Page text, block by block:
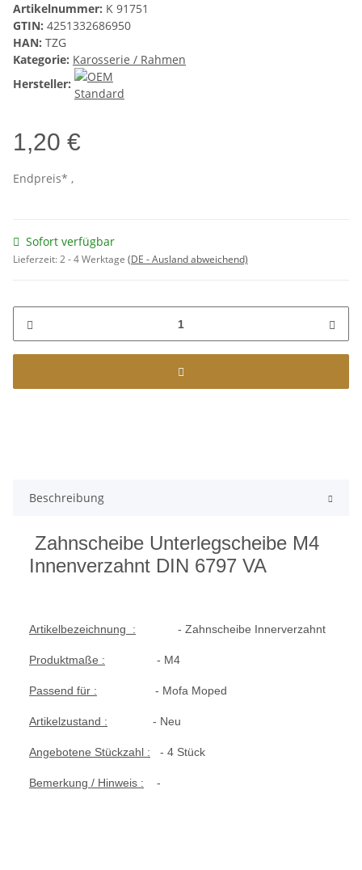
Artikelnummer: K 91751
GTIN: 4251332686950
HAN: TZG
Kategorie: Karosserie / Rahmen
Hersteller:
1,20 €
Endpreis* ,
Sofort verfügbar
Lieferzeit:2 - 4 Werktage (DE - Ausland abweichend)
Beschreibung
Zahnscheibe Unterlegscheibe M4
Innenverzahnt DIN 6797 VA
Artikelbezeichnung : - Zahnscheibe Innerverzahnt
Produktmaße : - M4
Passend für : - Mofa Moped
Artikelzustand : - Neu
Angebotene Stückzahl : - 4 Stück
Bemerkung / Hinweis : -